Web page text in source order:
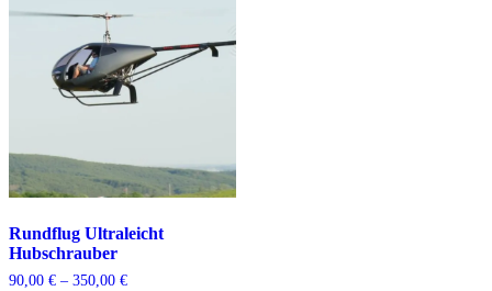
Rundflug Ultraleicht
Hubschrauber
90,00 € – 350,00 €Preisspanne: